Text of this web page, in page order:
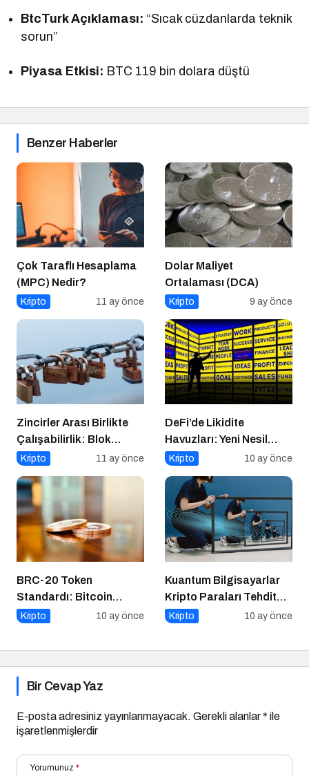
BtcTurk Açıklaması: “Sıcak cüzdanlarda teknik
sorun”
Piyasa Etkisi: BTC 119 bin dolara düştü
Benzer Haberler
Çok Taraflı Hesaplama
(MPC) Nedir?
Kripto 11 ay önce
Dolar Maliyet
Ortalaması (DCA)
Kripto 9 ay önce
Zincirler Arası Birlikte
Çalışabilirlik: Blok
Zincirlerin Geleceği
Kripto 11 ay önce
DeFi’de Likidite
Havuzları: Yeni Nesil
Finansın Kalbi
Kripto 10 ay önce
BRC-20 Token
Standardı: Bitcoin
Üzerindeki Deneysel
Kripto 10 ay önce
Kuantum Bilgisayarlar
Kripto Paraları Tehdit
Eder mi?
Kripto 10 ay önce
Bir Cevap Yaz
E-posta adresiniz yayınlanmayacak. Gerekli alanlar* ile
işaretlenmişlerdir
Yorumunuz *